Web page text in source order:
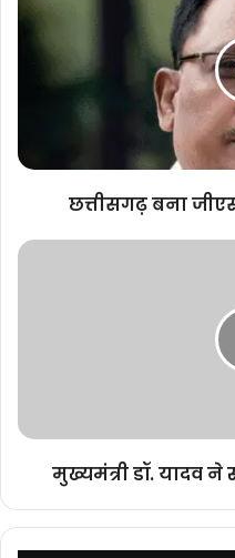
संग्रह
छत्तीसगढ़ बना
मुख्यमंत्री
श्रद्धांजलि
मुख्यमंत्री डॉ. यादव ने